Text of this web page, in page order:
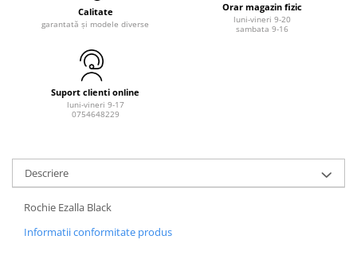
Calitate
garantată și modele diverse
Orar magazin fizic
luni-vineri 9-20
sambata 9-16
Suport clienti online
luni-vineri 9-17
0754648229
Descriere
Rochie Ezalla Black
Informatii conformitate produs